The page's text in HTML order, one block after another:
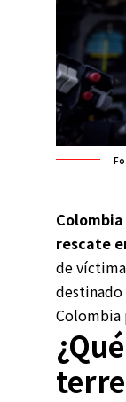
rescate
de
destinado
Colombia